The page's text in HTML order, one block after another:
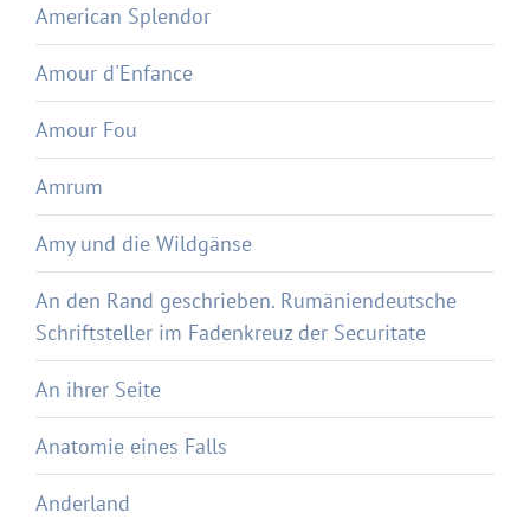
American Splendor
Amour d'Enfance
Amour Fou
Amrum
Amy und die Wildgänse
An den Rand geschrieben. Rumäniendeutsche
Schriftsteller im Fadenkreuz der Securitate
An ihrer Seite
Anatomie eines Falls
Anderland